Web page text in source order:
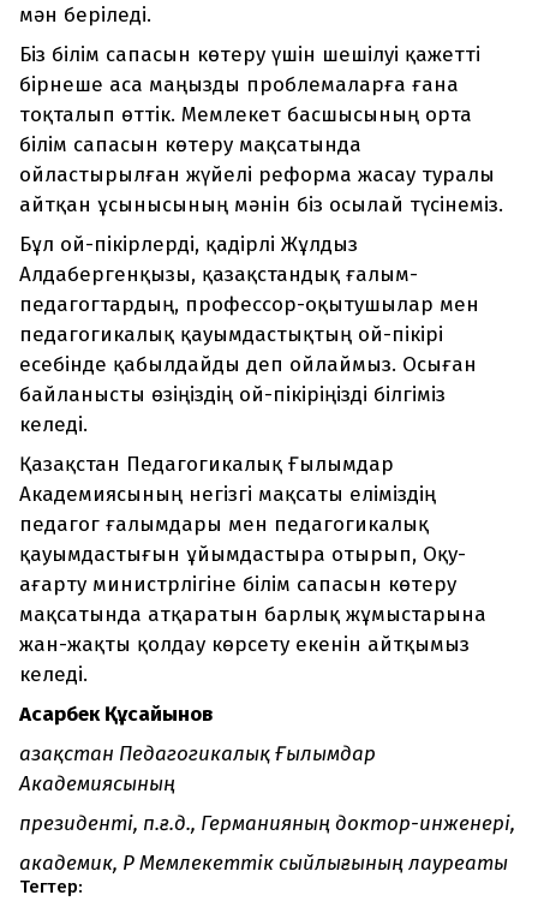
мән беріледі.
Біз білім сапасын көтеру үшін шешілуі қажетті
бірнеше аса маңызды проблемаларға ғана
тоқталып өттік. Мемлекет басшысының орта
білім сапасын көтеру мақсатында
ойластырылған жүйелі реформа жасау туралы
айтқан ұсынысының мәнін біз осылай түсінеміз.
Бұл ой-пікірлерді, қадірлі Жұлдыз
Алдабергенқызы, қазақстандық ғалым-
педагогтардың, профессор-оқытушылар мен
педагогикалық қауымдастықтың ой-пікірі
есебінде қабылдайды деп ойлаймыз. Осыған
байланысты өзіңіздің ой-пікіріңізді білгіміз
келеді.
Қазақстан Педагогикалық Ғылымдар
Академиясының негізгі мақсаты еліміздің
педагог ғалымдары мен педагогикалық
қауымдастығын ұйымдастыра отырып, Оқу-
ағарту министрлігіне білім сапасын көтеру
мақсатында атқаратын барлық жұмыстарына
жан-жақты қолдау көрсету екенін айтқымыз
келеді.
Асқарбек Құсайынов
Қазақстан Педагогикалық Ғылымдар
Академиясының
президенті, п.ғ.д., Германияның доктор-инженері,
академик, ҚР Мемлекеттік сыйлығының лауреаты
Тегтер: